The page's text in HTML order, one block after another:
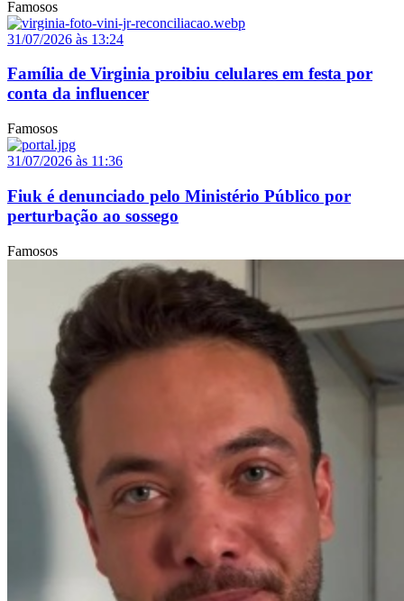
Famosos
31/07/2026 às 13:24
Família de Virginia proibiu celulares em festa por
conta da influencer
Famosos
31/07/2026 às 11:36
Fiuk é denunciado pelo Ministério Público por
perturbação ao sossego
Famosos